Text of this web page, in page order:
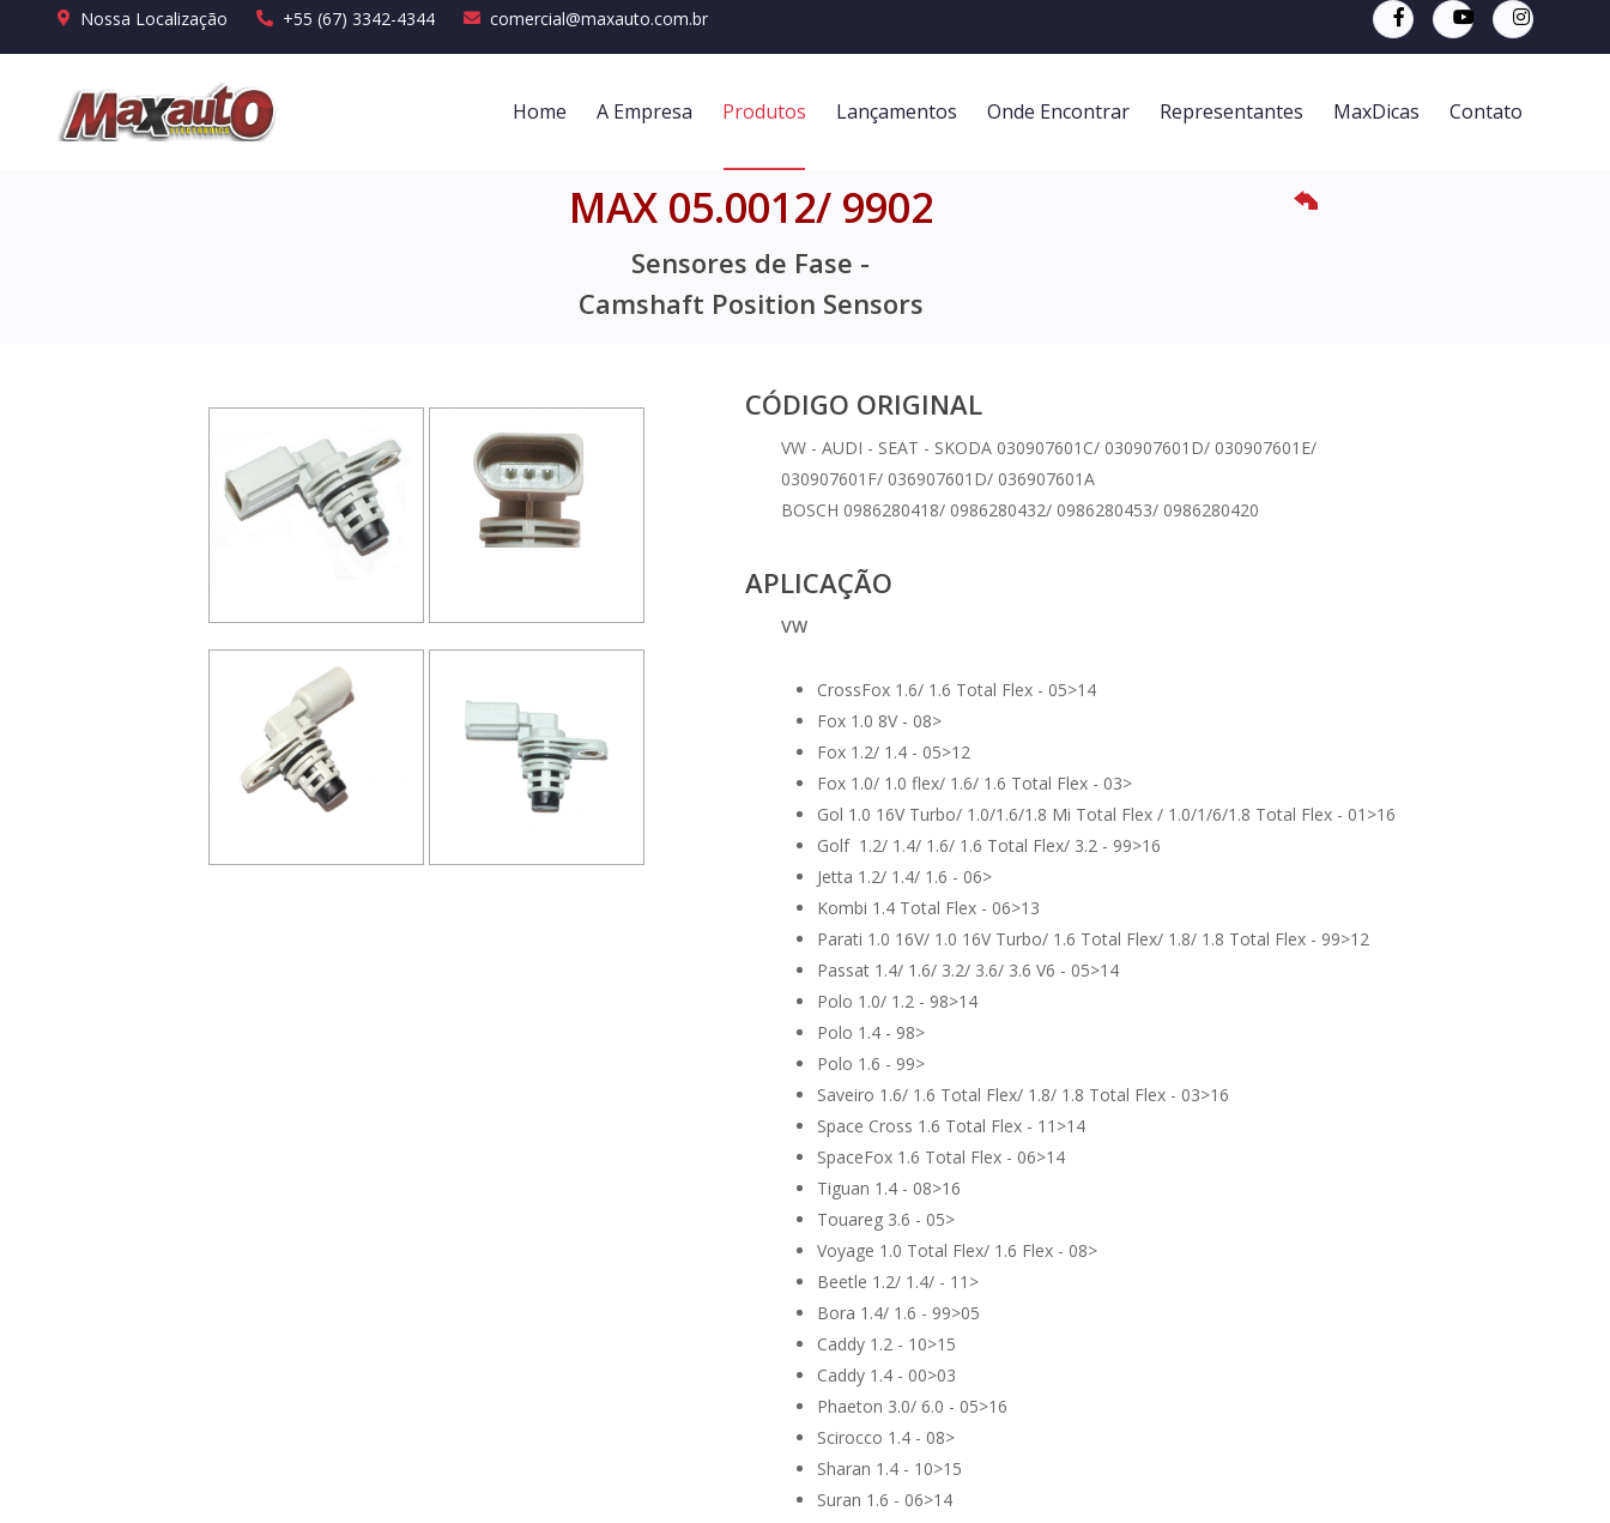
Nossa Localização +55 (67) 3342-4344 comercial@maxauto.com.br
Home A Empresa Produtos Lançamentos Onde Encontrar Representantes MaxDicas Contato
MAX 05.0012/ 9902
Sensores de Fase -
Camshaft Position Sensors
CÓDIGO ORIGINAL
VW - AUDI - SEAT - SKODA 030907601C/ 030907601D/ 030907601E/
030907601F/ 036907601D/ 036907601A
BOSCH 0986280418/ 0986280432/ 0986280453/ 0986280420
APLICAÇÃO
VW
CrossFox 1.6/ 1.6 Total Flex - 05>14
Fox 1.0 8V - 08>
Fox 1.2/ 1.4 - 05>12
Fox 1.0/ 1.0 flex/ 1.6/ 1.6 Total Flex - 03>
Gol 1.0 16V Turbo/ 1.0/1.6/1.8 Mi Total Flex / 1.0/1/6/1.8 Total Flex - 01>16
Golf 1.2/ 1.4/ 1.6/ 1.6 Total Flex/ 3.2 - 99>16
Jetta 1.2/ 1.4/ 1.6 - 06>
Kombi 1.4 Total Flex - 06>13
Parati 1.0 16V/ 1.0 16V Turbo/ 1.6 Total Flex/ 1.8/ 1.8 Total Flex - 99>12
Passat 1.4/ 1.6/ 3.2/ 3.6/ 3.6 V6 - 05>14
Polo 1.0/ 1.2 - 98>14
Polo 1.4 - 98>
Polo 1.6 - 99>
Saveiro 1.6/ 1.6 Total Flex/ 1.8/ 1.8 Total Flex - 03>16
Space Cross 1.6 Total Flex - 11>14
SpaceFox 1.6 Total Flex - 06>14
Tiguan 1.4 - 08>16
Touareg 3.6 - 05>
Voyage 1.0 Total Flex/ 1.6 Flex - 08>
Beetle 1.2/ 1.4/ - 11>
Bora 1.4/ 1.6 - 99>05
Caddy 1.2 - 10>15
Caddy 1.4 - 00>03
Phaeton 3.0/ 6.0 - 05>16
Scirocco 1.4 - 08>
Sharan 1.4 - 10>15
Suran 1.6 - 06>14